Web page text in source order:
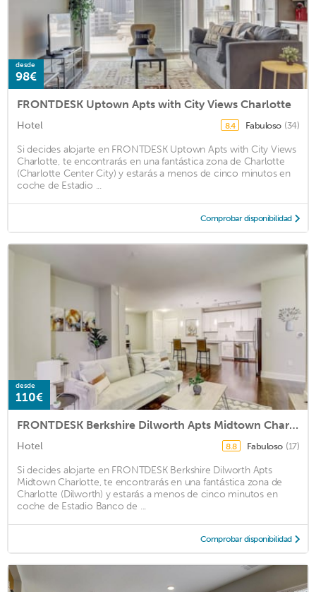
desde
98€
FRONTDESK Uptown Apts with City Views Charlotte
Hotel 8.4 Fabuloso (34)
Si decides alojarte en FRONTDESK Uptown Apts with City Views
Charlotte, te encontrarás en una fantástica zona de Charlotte
(Charlotte Center City) y estarás a menos de cinco minutos en
coche de Estadio ...
Comprobar disponibilidad
desde
110€
FRONTDESK Berkshire Dilworth Apts Midtown Charlotte
Hotel 8.8 Fabuloso (17)
Si decides alojarte en FRONTDESK Berkshire Dilworth Apts
Midtown Charlotte, te encontrarás en una fantástica zona de
Charlotte (Dilworth) y estarás a menos de cinco minutos en
coche de Estadio Banco de ...
Comprobar disponibilidad